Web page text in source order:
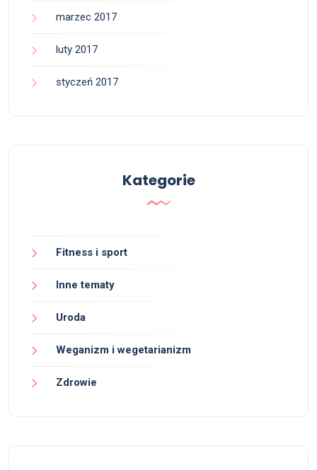
marzec 2017
luty 2017
styczeń 2017
Kategorie
Fitness i sport
Inne tematy
Uroda
Weganizm i wegetarianizm
Zdrowie